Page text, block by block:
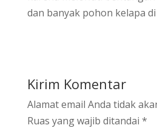
dan banyak pohon kelapa
Kirim Komentar
Alamat email Anda tidak
Ruas yang wajib ditandai *